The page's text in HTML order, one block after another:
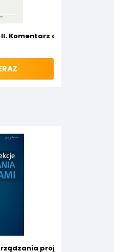
nabywcze i przestrzenne ich
Komentarz do art.
projektami